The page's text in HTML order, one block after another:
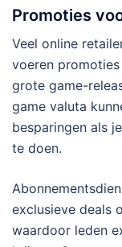
Promoties
Veel online
voeren
grote game-
game valuta
besparingen als
te doen.
exclusieve deals
waardoor leden